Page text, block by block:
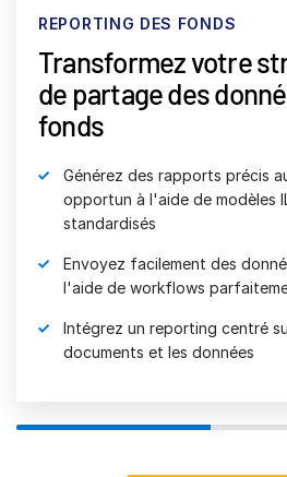
REPORTING DES FONDS
Transformez votre
de partage des
fonds
Générez des rapports précis
opportun à l'aide de modèles
standardisés
Envoyez facilement des
l'aide de workflows
Intégrez un reporting centré
documents et les données